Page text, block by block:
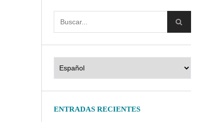
ENTRADAS RECIENTES